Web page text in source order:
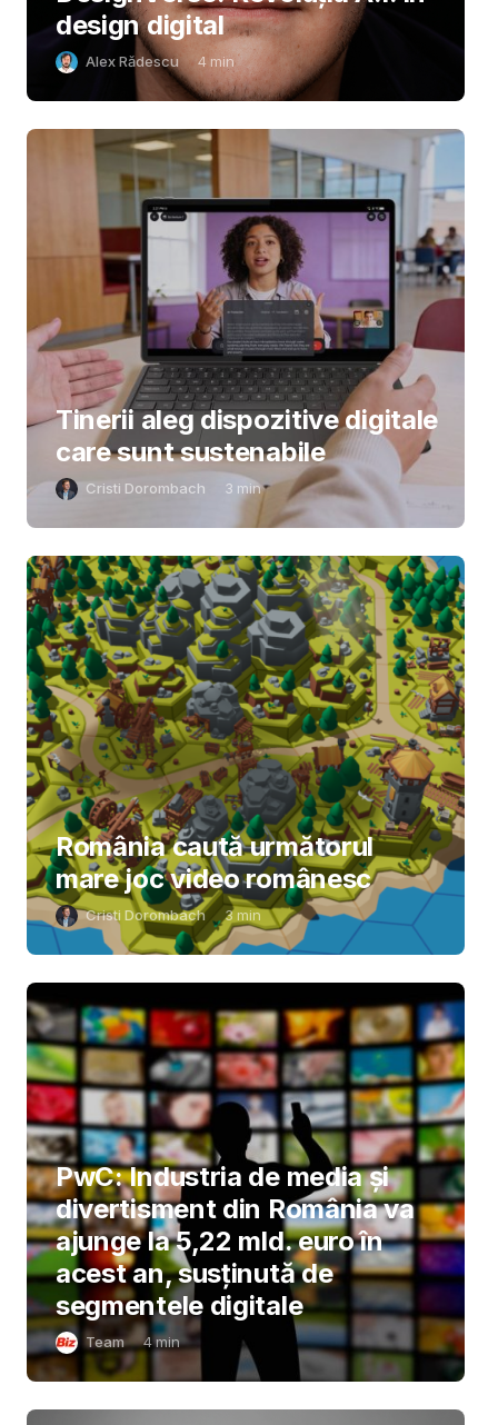
design digital
Alex Rădescu 4 min
Tinerii aleg dispozitive digitale
care sunt sustenabile
Cristi Dorombach 3 min
România caută următorul
mare joc video românesc
Cristi Dorombach 3min
PwC: Industria de media și
divertisment din România va
ajunge la 5,22 mld. euro în
acest an, susținută de
segmentele digitale
Team 4min